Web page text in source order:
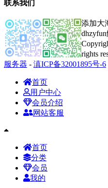
联系我们
添加大
rights
服务器 - 滇ICP备32001895号-6
首页
用户中心
会员介绍
网站客服
首页
分类
会员
我的